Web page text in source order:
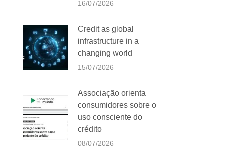
16/07/2026
Credit as global
infrastructure in a
changing world
15/07/2026
Associação orienta
consumidores sobre o
uso consciente do
crédito
08/07/2026